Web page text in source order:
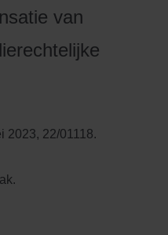
van
2023, 22/01118.